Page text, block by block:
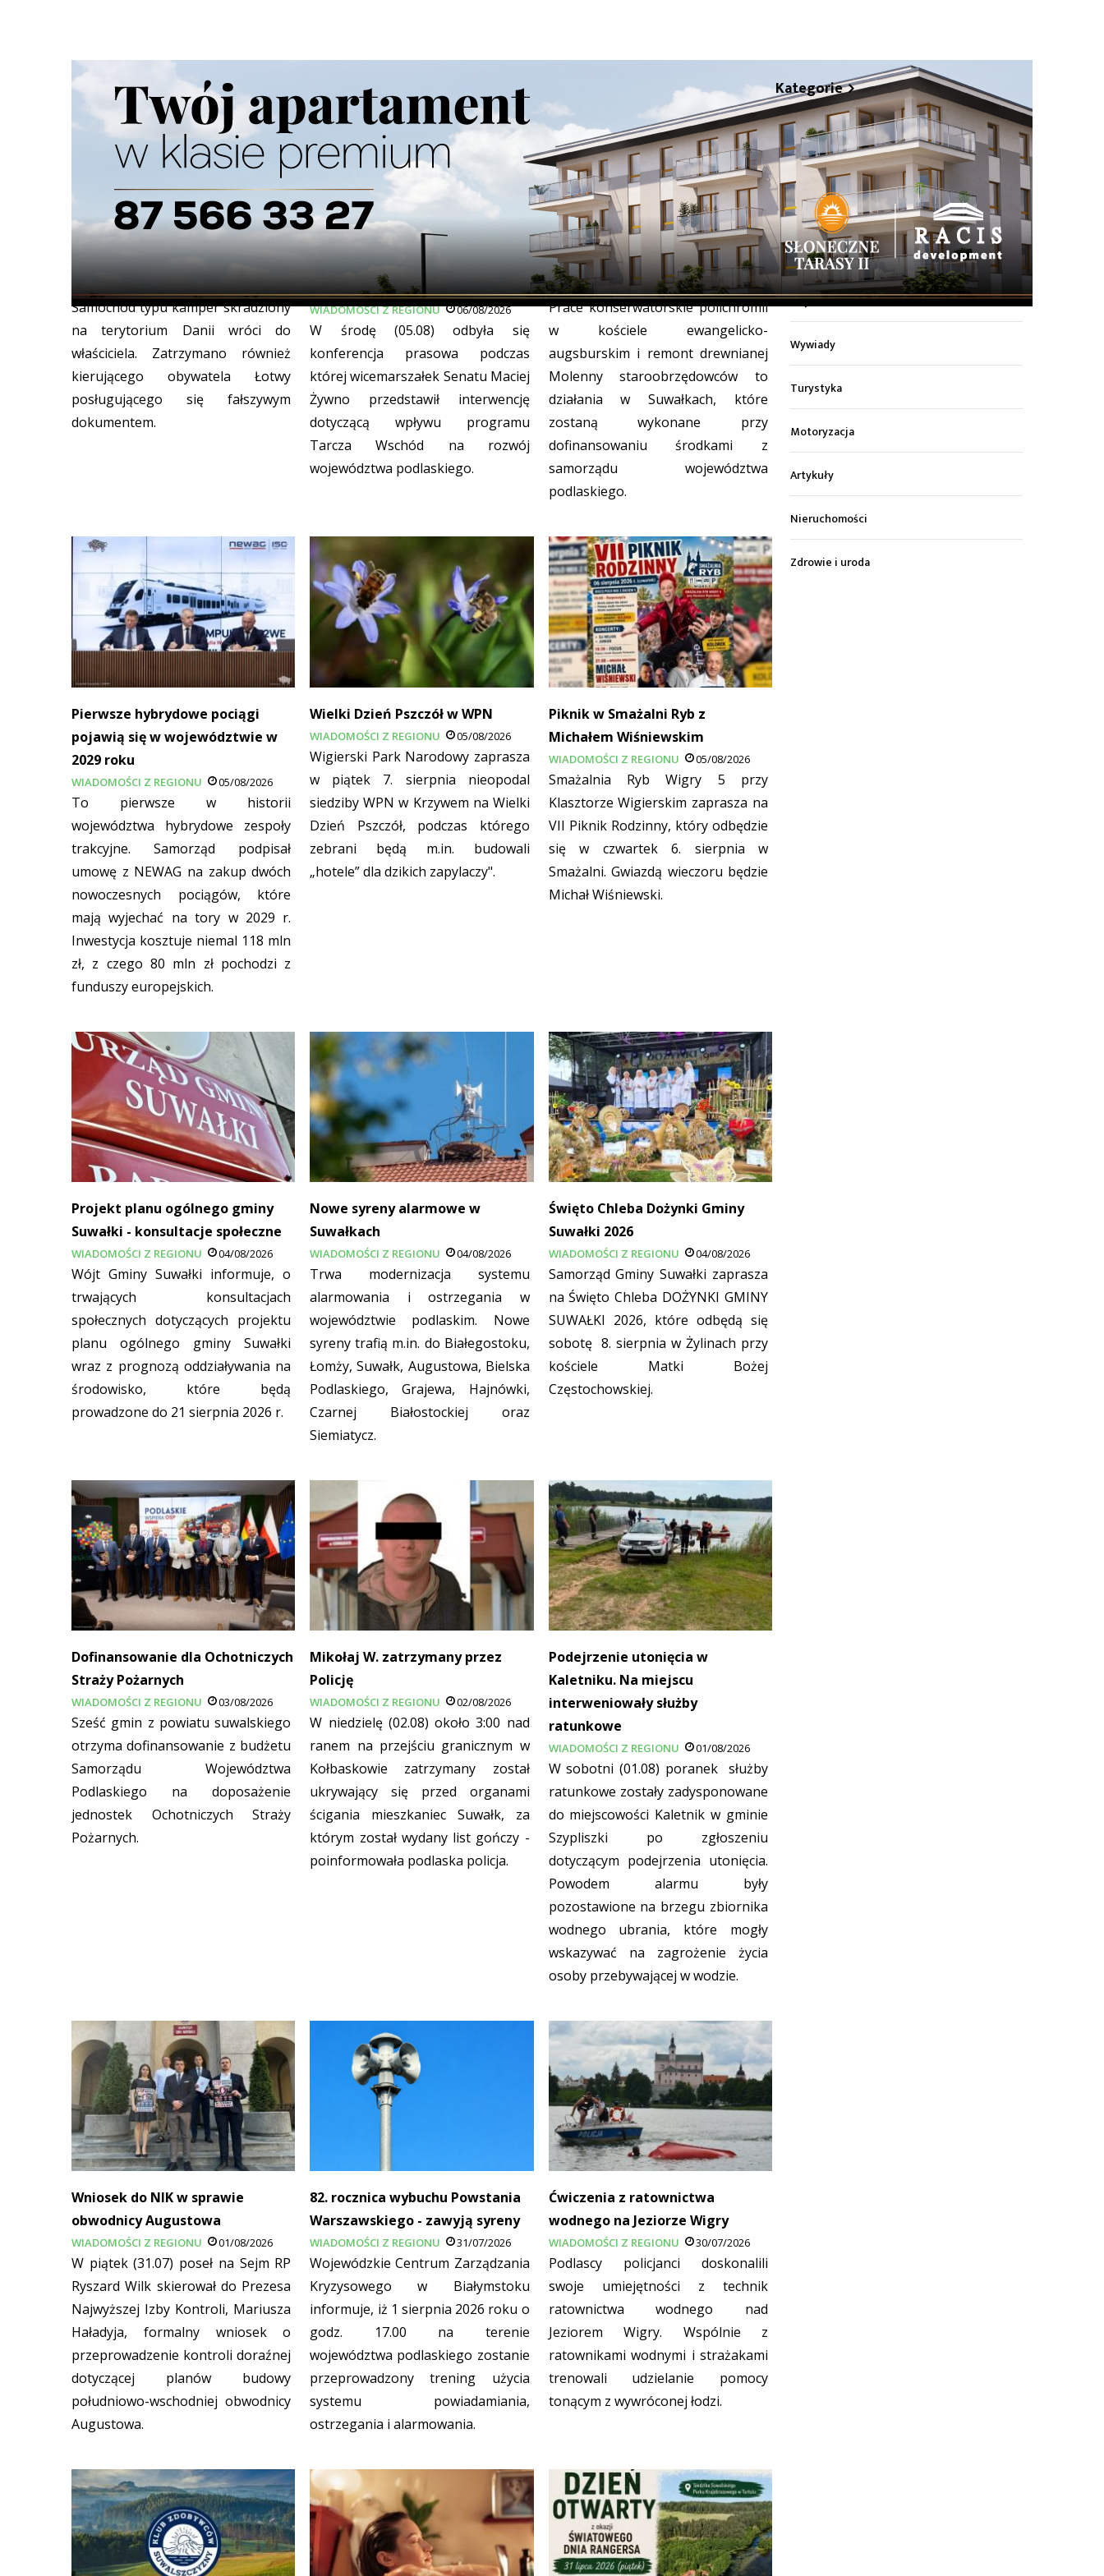
Skradziony kamper odzyskany w
Suwałkach
Samochód typu kamper skradziony
na terytorium Danii wróci do
właściciela. Zatrzymano również
kierującego obywatela Łotwy
posługującego się fałszywym
dokumentem.
Maciej Żywno apeluje o pakiet
osłonowy dla regionów objętych
Tarczą Wschód
WIADOMOŚCI Z REGIONU 06/08/2026
W środę (05.08) odbyła się
konferencja prasowa podczas
której wicemarszałek Senatu Maciej
Żywno przedstawił interwencję
dotyczącą wpływu programu
Tarcza Wschód na rozwój
województwa podlaskiego.
Dotacje na ratowanie zabytków
w powiecie suwalskim
WIADOMOŚCI Z REGIONU 06/08/2026
Prace konserwatorskie polichromii
w kościele ewangelicko-
augsburskim i remont drewnianej
Molenny staroobrzędowców to
działania w Suwałkach, które
zostaną wykonane przy
dofinansowaniu środkami z
samorządu województwa
podlaskiego.
Pierwsze hybrydowe pociągi
pojawią się w województwie w
2029 roku
WIADOMOŚCI Z REGIONU 05/08/2026
To pierwsze w historii
województwa hybrydowe zespoły
trakcyjne. Samorząd podpisał
umowę z NEWAG na zakup dwóch
nowoczesnych pociągów, które
mają wyjechać na tory w 2029 r.
Inwestycja kosztuje niemal 118 mln
zł, z czego 80 mln zł pochodzi z
funduszy europejskich.
Wielki Dzień Pszczół w WPN
WIADOMOŚCI Z REGIONU 05/08/2026
Wigierski Park Narodowy zaprasza
w piątek 7. sierpnia nieopodal
siedziby WPN w Krzywem na Wielki
Dzień Pszczół, podczas którego
zebrani będą m.in. budowali
„hotele” dla dzikich zapylaczy".
Piknik w Smażalni Ryb z
Michałem Wiśniewskim
WIADOMOŚCI Z REGIONU 05/08/2026
Smażalnia Ryb Wigry 5 przy
Klasztorze Wigierskim zaprasza na
VII Piknik Rodzinny, który odbędzie
się w czwartek 6. sierpnia w
Smażalni. Gwiazdą wieczoru będzie
Michał Wiśniewski.
Projekt planu ogólnego gminy
Suwałki - konsultacje społeczne
WIADOMOŚCI Z REGIONU 04/08/2026
Wójt Gminy Suwałki informuje, o
trwających konsultacjach
społecznych dotyczących projektu
planu ogólnego gminy Suwałki
wraz z prognozą oddziaływania na
środowisko, które będą
prowadzone do 21 sierpnia 2026 r.
Nowe syreny alarmowe w
Suwałkach
WIADOMOŚCI Z REGIONU 04/08/2026
Trwa modernizacja systemu
alarmowania i ostrzegania w
województwie podlaskim. Nowe
syreny trafią m.in. do Białegostoku,
Łomży, Suwałk, Augustowa, Bielska
Podlaskiego, Grajewa, Hajnówki,
Czarnej Białostockiej oraz
Siemiatycz.
Święto Chleba Dożynki Gminy
Suwałki 2026
WIADOMOŚCI Z REGIONU 04/08/2026
Samorząd Gminy Suwałki zaprasza
na Święto Chleba DOŻYNKI GMINY
SUWAŁKI 2026, które odbędą się
sobotę 8. sierpnia w Żylinach przy
kościele Matki Bożej
Częstochowskiej.
Dofinansowanie dla Ochotniczych
Straży Pożarnych
WIADOMOŚCI Z REGIONU 03/08/2026
Sześć gmin z powiatu suwalskiego
otrzyma dofinansowanie z budżetu
Samorządu Województwa
Podlaskiego na doposażenie
jednostek Ochotniczych Straży
Pożarnych.
Mikołaj W. zatrzymany przez
Policję
WIADOMOŚCI Z REGIONU 02/08/2026
W niedzielę (02.08) około 3:00 nad
ranem na przejściu granicznym w
Kołbaskowie zatrzymany został
ukrywający się przed organami
ścigania mieszkaniec Suwałk, za
którym został wydany list gończy -
poinformowała podlaska policja.
Podejrzenie utonięcia w
Kaletniku. Na miejscu
interweniowały służby
ratunkowe
WIADOMOŚCI Z REGIONU 01/08/2026
W sobotni (01.08) poranek służby
ratunkowe zostały zadysponowane
do miejscowości Kaletnik w gminie
Szypliszki po zgłoszeniu
dotyczącym podejrzenia utonięcia.
Powodem alarmu były
pozostawione na brzegu zbiornika
wodnego ubrania, które mogły
wskazywać na zagrożenie życia
osoby przebywającej w wodzie.
Wniosek do NIK w sprawie
obwodnicy Augustowa
WIADOMOŚCI Z REGIONU 01/08/2026
W piątek (31.07) poseł na Sejm RP
Ryszard Wilk skierował do Prezesa
Najwyższej Izby Kontroli, Mariusza
Haładyja, formalny wniosek o
przeprowadzenie kontroli doraźnej
dotyczącej planów budowy
południowo-wschodniej obwodnicy
Augustowa.
82. rocznica wybuchu Powstania
Warszawskiego - zawyją syreny
WIADOMOŚCI Z REGIONU 31/07/2026
Wojewódzkie Centrum Zarządzania
Kryzysowego w Białymstoku
informuje, iż 1 sierpnia 2026 roku o
godz. 17.00 na terenie
województwa podlaskiego zostanie
przeprowadzony trening użycia
systemu powiadamiania,
ostrzegania i alarmowania.
Ćwiczenia z ratownictwa
wodnego na Jeziorze Wigry
WIADOMOŚCI Z REGIONU 30/07/2026
Podlascy policjanci doskonalili
swoje umiejętności z technik
ratownictwa wodnego nad
Jeziorem Wigry. Wspólnie z
ratownikami wodnymi i strażakami
trenowali udzielanie pomocy
tonącym z wywróconej łodzi.
Kategorie
Z życia miasta
Sport
Kultura
Wiadomości z regionu
Z życia szkół
Wywiady
Turystyka
Motoryzacja
Artykuły
Nieruchomości
Zdrowie i uroda